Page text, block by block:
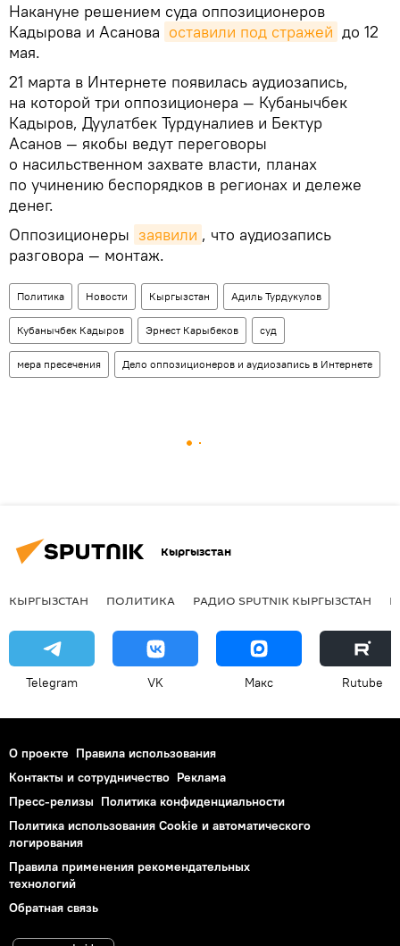
Накануне решением суда оппозиционеров
Кадырова и Асанова оставили под стражей до 12
мая.
21 марта в Интернете появилась аудиозапись,
на которой три оппозиционера — Кубанычбек
Кадыров, Дуулатбек Турдуналиев и Бектур
Асанов — якобы ведут переговоры
о насильственном захвате власти, планах
по учинению беспорядков в регионах и дележе
денег.
Оппозиционеры заявили , что аудиозапись
разговора — монтаж.
Политика Новости Кыргызстан Адиль Турдукулов
Кубанычбек Кадыров Эрнест Карыбеков суд
мера пресечения Дело оппозиционеров и аудиозапись в Интернете
Кыргызстан
КЫРГЫЗСТАН ПОЛИТИКА РАДИО SPUTNIK КЫРГЫЗСТАН
Telegram VK Макс Rutube
О проекте Правила использования
Контакты и сотрудничество Реклама
Пресс-релизы Политика конфиденциальности
Политика использования Cookie и автоматического
логирования
Правила применения рекомендательных
технологий
Обратная связь